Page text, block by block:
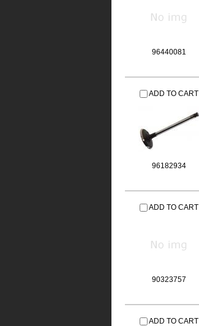
96440081
ADD TO CART
96182934
ADD TO CART
90323757
ADD TO CART